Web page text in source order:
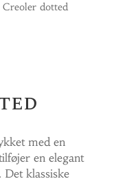
dotted
med en
en elegant
Det klassiske